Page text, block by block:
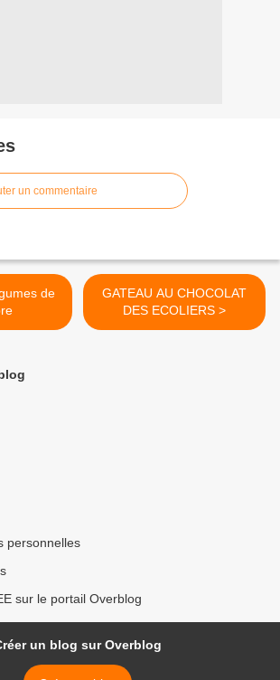
un commentaire
GATEAU AU CHOCOLAT
DES ECOLIERS >
personnelles
sur le portail Overblog
un blog sur Overblog